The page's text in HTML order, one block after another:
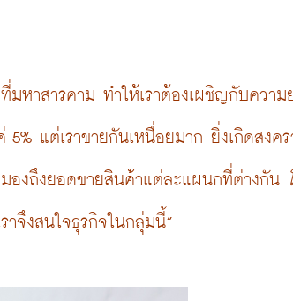
มหาสารคาม ทำให้เราต้องเผชิญกับความ
แต่เราขายกันเหนื่อยมาก ยิ่งเกิดสงคร
องถึงยอดขายสินค้าแต่ละแผนกที่ต่างกัน
าจึงสนใจธุรกิจในกลุ่มนี้”